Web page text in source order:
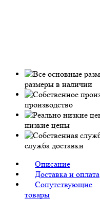
размеры в наличии
производство
низкие цены
служба доставки
Описание
Доставка и оплата
Сопутствующие
товары